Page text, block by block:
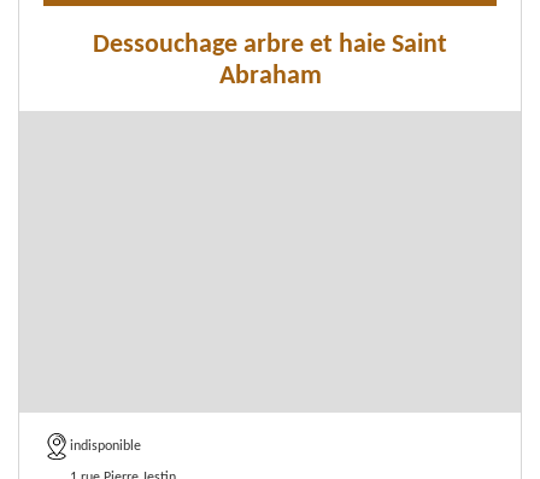
Dessouchage arbre et haie Saint
Abraham
indisponible